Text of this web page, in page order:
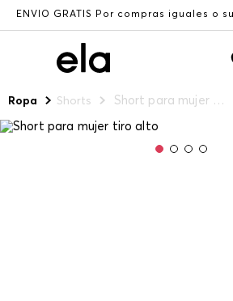
ENVÍO GRATIS Por compras iguales o
Ropa Shorts Short para mujer tiro alto